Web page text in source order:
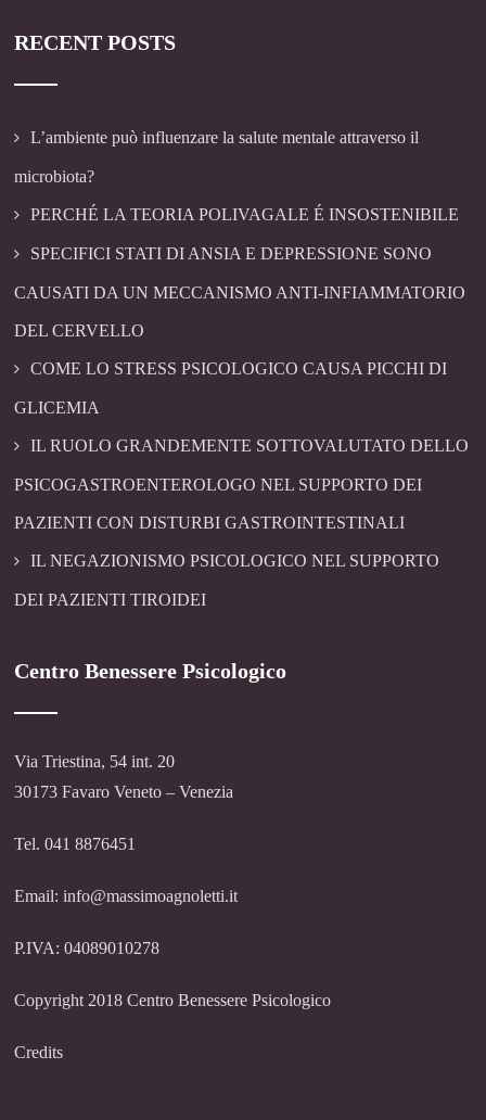
RECENT POSTS
L’ambiente può influenzare la salute mentale attraverso il
microbiota?
PERCHÉ LA TEORIA POLIVAGALE É INSOSTENIBILE
SPECIFICI STATI DI ANSIA E DEPRESSIONE SONO
CAUSATI DA UN MECCANISMO ANTI-INFIAMMATORIO
DEL CERVELLO
COME LO STRESS PSICOLOGICO CAUSA PICCHI DI
GLICEMIA
IL RUOLO GRANDEMENTE SOTTOVALUTATO DELLO
PSICOGASTROENTEROLOGO NEL SUPPORTO DEI
PAZIENTI CON DISTURBI GASTROINTESTINALI
IL NEGAZIONISMO PSICOLOGICO NEL SUPPORTO
DEI PAZIENTI TIROIDEI
Centro Benessere Psicologico
Via Triestina, 54 int. 20
30173 Favaro Veneto – Venezia
Tel. 041 8876451
Email: info@massimoagnoletti.it
P.IVA: 04089010278
Copyright 2018 Centro Benessere Psicologico
Credits